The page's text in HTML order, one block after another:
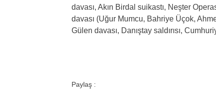
davası, Akın Birdal suikastı, Neşter
davası (Uğur Mumcu, Bahriye Üçok,
Gülen davası, Danıştay saldırısı,
Paylaş :